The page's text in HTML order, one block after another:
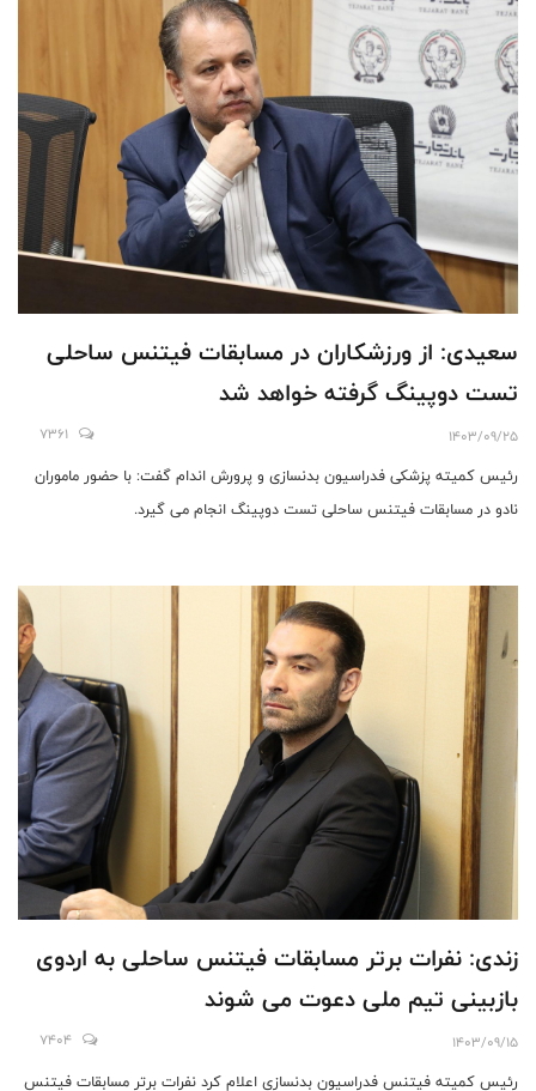
سعیدی: از ورزشکاران در مسابقات فیتنس ساحلی
تست دوپینگ گرفته خواهد شد
1403/09/25
7361
رئیس کمیته پزشکی فدراسیون بدنسازی و پرورش اندام گفت: با حضور ماموران
نادو در مسابقات فیتنس ساحلی تست دوپینگ انجام می گیرد.
زندی: نفرات برتر مسابقات فیتنس ساحلی به اردوی
بازبینی تیم ملی دعوت می شوند
1403/09/15
7404
رئیس کمیته فیتنس فدراسیون بدنسازی اعلام کرد نفرات برتر مسابقات فیتنس